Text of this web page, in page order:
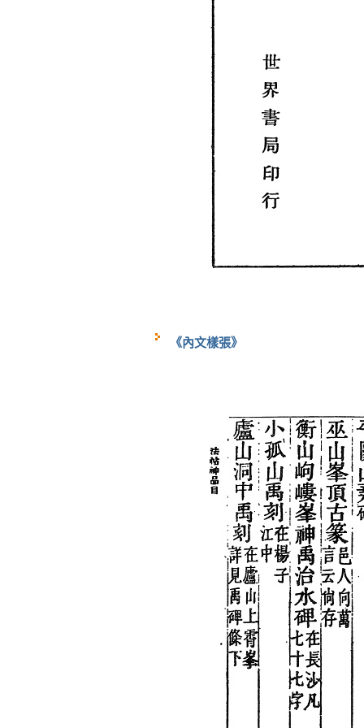
《內文樣張》